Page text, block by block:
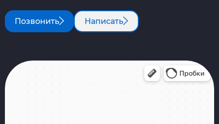
Позвонить Написать